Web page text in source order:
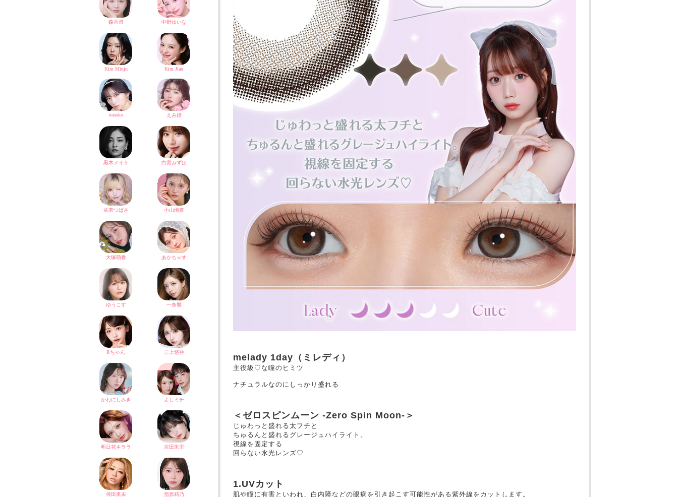
melady 1day（ミレディ）
主役級♡な瞳のヒミツ
ナチュラルなのにしっかり盛れる
＜ゼロスピンムーン -Zero Spin Moon-＞
じゅわっと盛れる太フチと
ちゅるんと盛れるグレージュハイライト。
視線を固定する
回らない水光レンズ♡
1.UVカット
肌や瞳に有害といわれ、白内障などの眼病を引き起こす可能性がある紫外線をカットします。